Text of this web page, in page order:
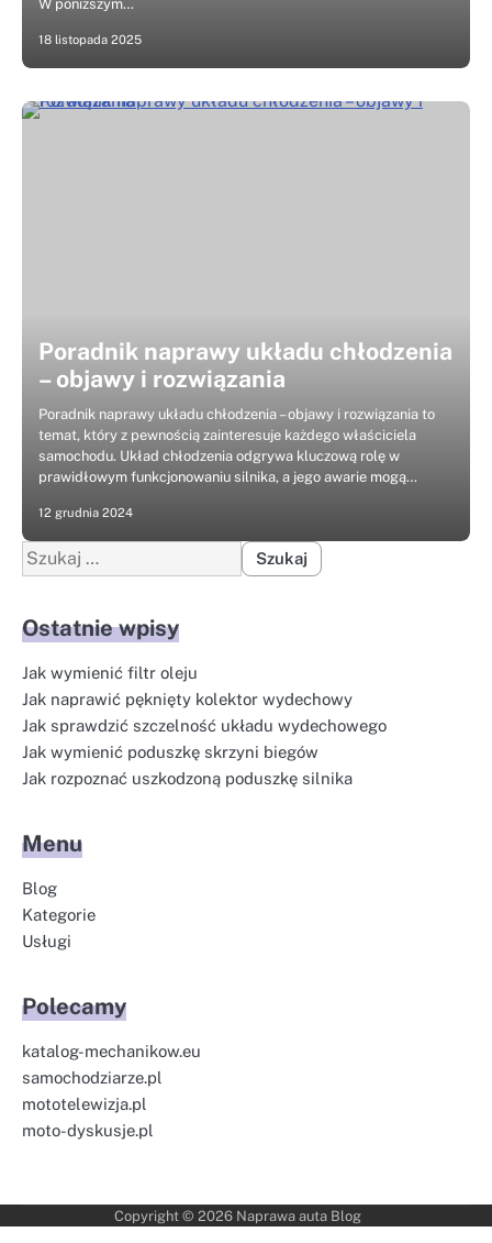
W poniższym…
18 listopada 2025
Poradnik naprawy układu chłodzenia
– objawy i rozwiązania
Poradnik naprawy układu chłodzenia – objawy i rozwiązania to
temat, który z pewnością zainteresuje każdego właściciela
samochodu. Układ chłodzenia odgrywa kluczową rolę w
prawidłowym funkcjonowaniu silnika, a jego awarie mogą…
12 grudnia 2024
Szukaj:
Ostatnie wpisy
Jak wymienić filtr oleju
Jak naprawić pęknięty kolektor wydechowy
Jak sprawdzić szczelność układu wydechowego
Jak wymienić poduszkę skrzyni biegów
Jak rozpoznać uszkodzoną poduszkę silnika
Menu
Blog
Kategorie
Usługi
Polecamy
katalog-mechanikow.eu
samochodziarze.pl
mototelewizja.pl
moto-dyskusje.pl
Copyright © 2026 Naprawa auta Blog